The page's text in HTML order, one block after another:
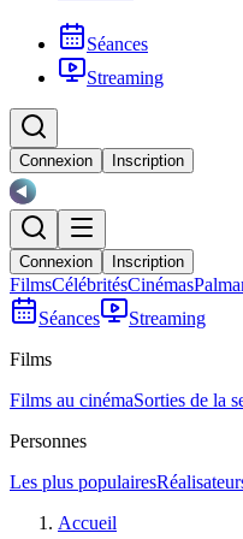
Séances
Streaming
Connexion Inscription
Connexion Inscription
FilmsCélébritésCinémas
Séances
Streaming
Films
Films au cinémaSorties de la
Personnes
Les plus populaires
Accueil